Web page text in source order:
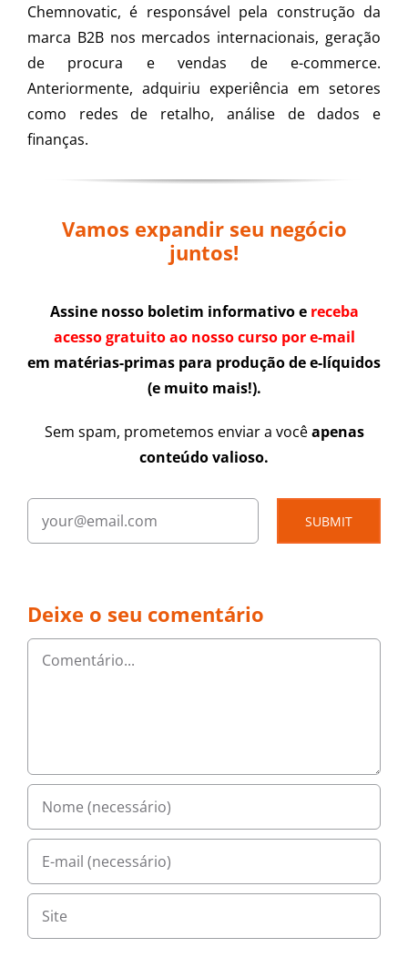
Chemnovatic, é responsável pela construção da
marca B2B nos mercados internacionais, geração
de procura e vendas de e-commerce.
Anteriormente, adquiriu experiência em setores
como redes de retalho, análise de dados e
finanças.
Vamos expandir seu negócio
juntos!
Assine nosso boletim informativo e receba
acesso gratuito ao nosso curso por e-mail
em matérias-primas para produção de e-líquidos
(e muito mais!).
Sem spam, prometemos enviar a vocêapenas
conteúdo valioso.
SUBMIT
Deixe o seu comentário
Comentário